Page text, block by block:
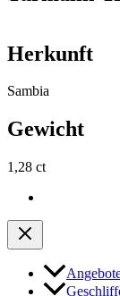
Herkunft
Sambia
Gewicht
1,28 ct